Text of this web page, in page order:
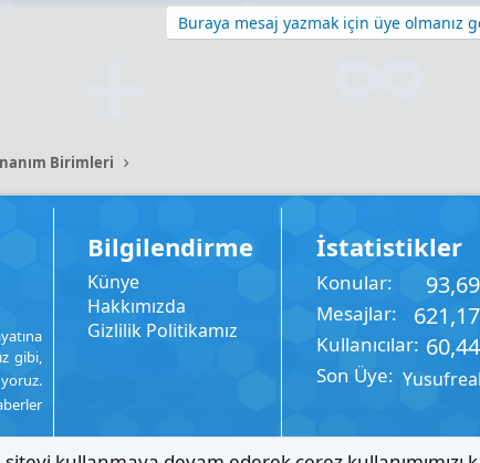
Buraya mesaj yazmak için üye olmanız
Birimleri
gibi,
Bilgilendirme
Künye
Hakkımızda
Gizlilik Politikamız
İstatistikler
Konular
Mesajlar
Kullanıcılar
Son Üye